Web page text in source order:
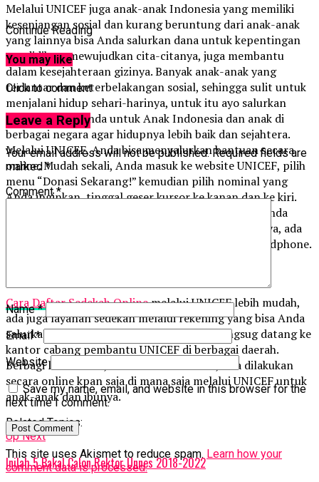
Melalui UNICEF juga anak-anak Indonesia yang memiliki
kesenjangan sosial dan kurang beruntung dari anak-anak
yang lainnya bisa Anda salurkan dana untuk kepentingan
pendidikan, mewujudkan cita-citanya, juga membantu
dalam kesejahteraan gizinya. Banyak anak-anak yang
terlantar dan keterbelakangan sosial, sehingga sulit untuk
menjalani hidup sehari-harinya, untuk itu ayo salurkan
dana bantuan Anda untuk Anak Indonesia dan anak di
berbagai negara agar hidupnya lebih baik dan sejahtera.
Melalui UNICEF, Anda bisa menyalurkan bantuan secara
online. Mudah sekali, Anda masuk ke website UNICEF, pilih
menu “Donasi Sekarang!” kemudian pilih nominal yang
Anda inginkan, tinggal geser kursor ke kanan dan ke kiri.
Setelah itu, masukan kembali nominal yang telah Anda
pilih, isi identitas yang tersedia di kolom di bawahnya, ada
isi nama lengkap, alamat email dan juga nomor handphone.
Cara Daftar Sedekah Onlinemelalui UNICEF lebih mudah,
ada juga layanan sedekan melalui rekening yang bisa Anda
salurkan melalui berbagai Bank atau bisa langsug datang ke
kantor cabang pembantu UNICEF di berbagai daerah.
Berbagi lebih indah, sedekah lebih mudah, bisa dilakukan
secara online kpan saja di mana saja melalui UNICEF untuk
anak-anak dan ibunya.
Related Topics:
Up Next
Inilah 5 Bakal Calon Rektor Unnes 2018-2022
Continue Reading
You may like
Click to comment
Leave a Reply
Your email address will not be published. Required fields are
marked*
Comment*
Name*
Email*
Website
Save my name, email, and website in this browser for the
next time I comment.
This site uses Akismet to reduce spam. Learn how your
comment data is processed.